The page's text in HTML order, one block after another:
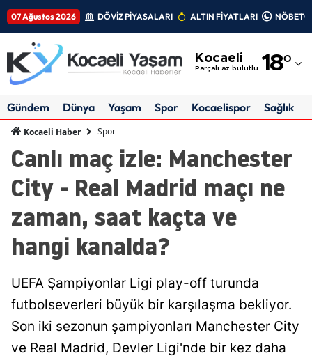
07 Ağustos 2026 DÖVİZ PİYASALARI ALTIN FİYATLARI
Kocaeli
Parçalı az bulutlu 18°
Adıyaman
Amasya
Ankara
Antalya
Balıkesir
Bilecik
Gündem Dünya Yaşam Spor Kocaelispor Sağlık
Kocaeli Haber Spor
Canlı maç izle: Manchester
City - Real Madrid maçı ne
zaman, saat kaçta ve
hangi kanalda?
UEFA Şampiyonlar Ligi play-off turunda
futbolseverleri büyük bir karşılaşma bekliyor.
Son iki sezonun şampiyonları Manchester City
ve Real Madrid, Devler Ligi'nde bir kez daha